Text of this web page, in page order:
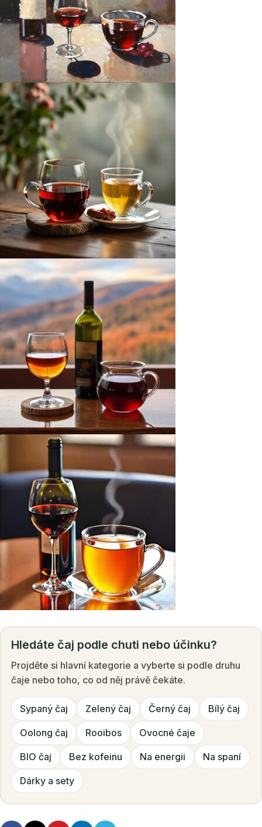
Hledáte čaj podle chuti nebo účinku?
Projděte si hlavní kategorie a vyberte si podle druhu
čaje nebo toho, co od něj právě čekáte.
Sypaný čaj Zelený čaj Černý čaj Bílý čaj
Oolong čaj Rooibos Ovocné čaje
BIO čaj Bez kofeinu Na energii Na spaní
Dárky a sety